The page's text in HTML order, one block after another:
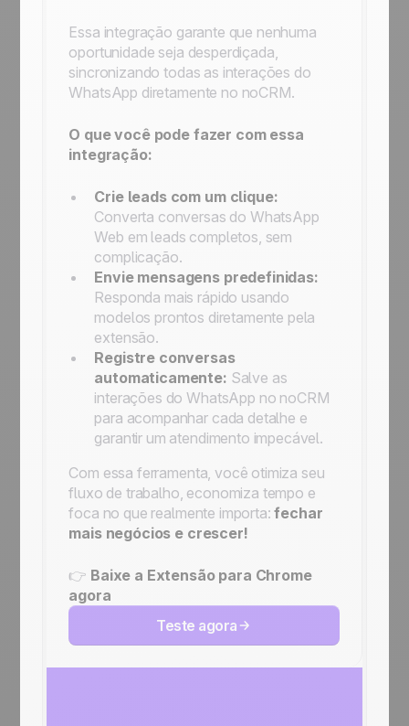
Essa integração garante que nenhuma
oportunidade seja desperdiçada,
sincronizando todas as interações do
WhatsApp diretamente no noCRM.
O que você pode fazer com essa
integração:
Crie leads com um clique:
Converta conversas do WhatsApp
Web em leads completos, sem
complicação.
Envie mensagens predefinidas:
Responda mais rápido usando
modelos prontos diretamente pela
extensão.
Registre conversas
automaticamente: Salve as
interações do WhatsApp no noCRM
para acompanhar cada detalhe e
garantir um atendimento impecável.
Com essa ferramenta, você otimiza seu
fluxo de trabalho, economiza tempo e
foca no que realmente importa:fechar
mais negócios e crescer!
👉 Baixe a Extensão para Chrome
agora
Teste agora